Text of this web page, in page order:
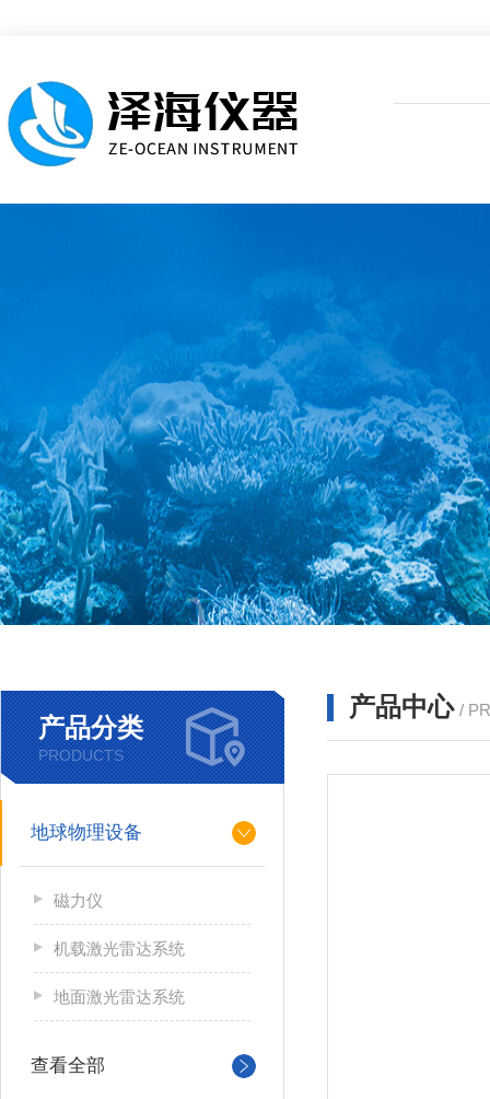
产品分类
PRODUCTS
地球物理设备
磁力仪
机载激光雷达系统
地面激光雷达系统
查看全部
产品中心 /